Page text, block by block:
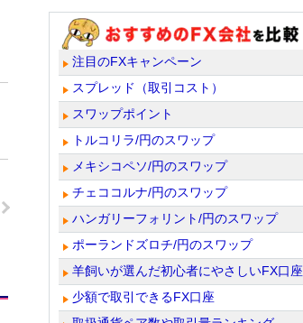
注目のFXキャンペーン
スプレッド（取引コスト）
スワップポイント
トルコリラ/円のスワップ
メキシコペソ/円のスワップ
チェココルナ/円のスワップ
ハンガリーフォリント/円のスワップ
ポーランドズロチ/円のスワップ
羊飼いが選んだ初心者にやさしいFX口座
少額で取引できるFX口座